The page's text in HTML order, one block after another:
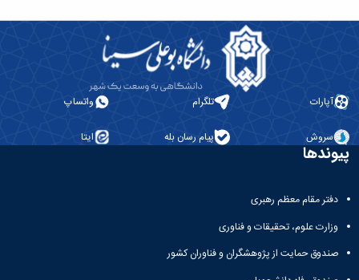
آپارات تلگرام واتساپ
سروش پیام رسان بله ایتا
پیوندها
دفتر مقام معظم رهبری
وزارت علوم، تحقیقات و فناوری
صندوق حمایت از پژوهشگران و فناوران کشور